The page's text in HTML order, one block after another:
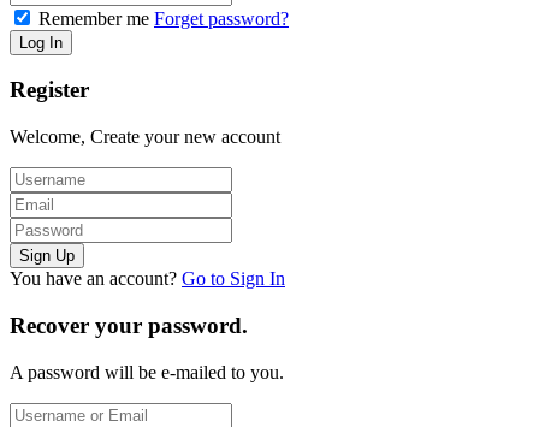
Remember me Forget password?
Register
Welcome, Create your new account
You have an account? Go to Sign In
Recover your password.
A password will be e-mailed to you.